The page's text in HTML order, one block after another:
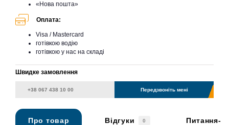
«Нова пошта»
Оплата:
Visa / Mastercard
готівкою водію
готівкою у нас на складі
Швидке замовлення
Передзвоніть мені
Про товар Відгуки 0 Питання-